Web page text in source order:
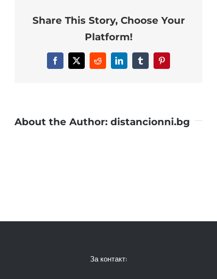
distancionni.bg
Share This Story, Choose Your
Platform!
Facebook
X RedditLinkedInTumblrPinterest
About the Author: distancionni.bg
За контакт: